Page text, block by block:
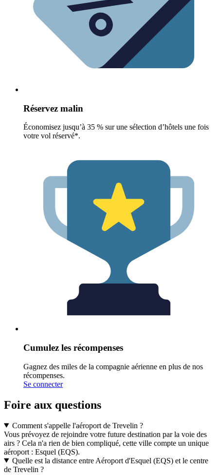
Réservez malin
Économisez jusqu’à 35 % sur une sélection d’hôtels une fois
votre vol réservé*.
Cumulez les récompenses
Gagnez des miles de la compagnie aérienne en plus de nos
récompenses.
Se connecter
Foire aux questions
Comment s'appelle l'aéroport de Trevelin ?
Vous prévoyez de rejoindre votre future destination par la voie des
airs ? Cela n'a rien de bien compliqué, cette ville compte un unique
aéroport : Esquel (EQS).
Quelle est la distance entre Aéroport d'Esquel (EQS) et le centre
de Trevelin ?